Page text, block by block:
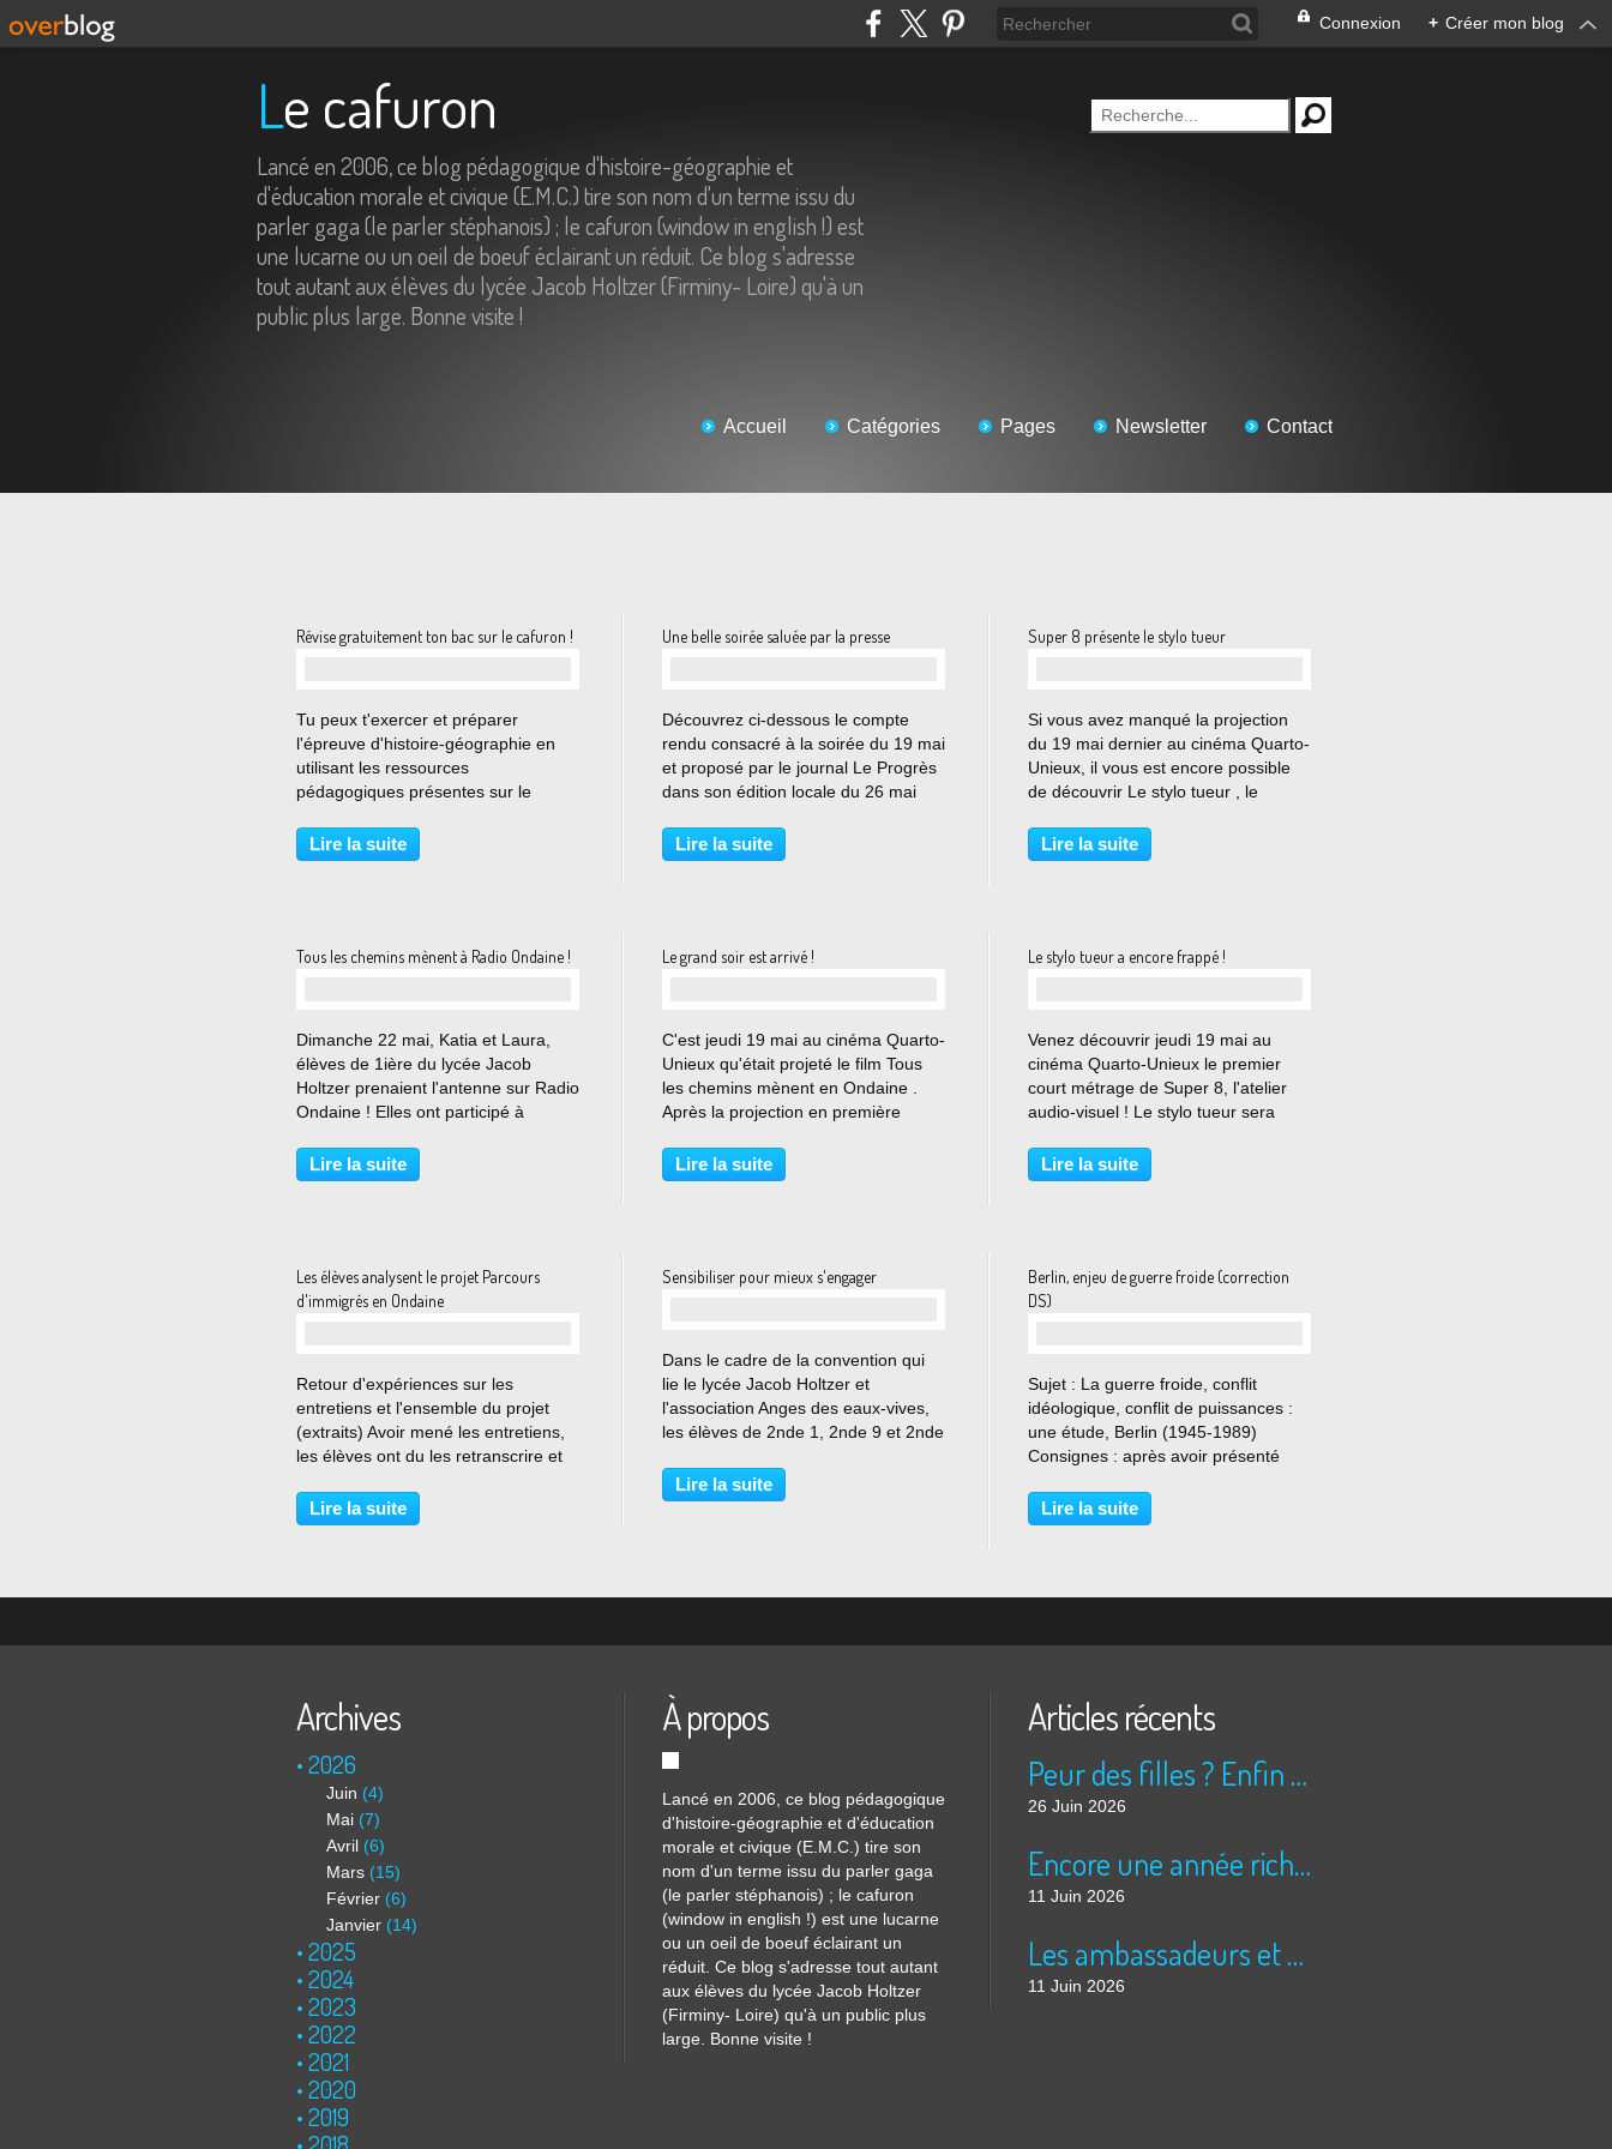
Connexion + Créer mon blog
Le cafuron
Lancé en 2006, ce blog pédagogique d'histoire-géographie et
d'éducation morale et civique (E.M.C.) tire son nom d'un terme issu du
parler gaga (le parler stéphanois) ; le cafuron (window in english !) est
une lucarne ou un oeil de boeuf éclairant un réduit. Ce blog s'adresse
tout autant aux élèves du lycée Jacob Holtzer (Firminy- Loire) qu'à un
public plus large. Bonne visite !
Accueil Catégories Pages Newsletter Contact
Révise gratuitement ton bac sur le cafuron !
Tu peux t'exercer et préparer
l'épreuve d'histoire-géographie en
utilisant les ressources
pédagogiques présentes sur le
site à haut de page d'accueil la
catégorie Terminale S : corrections
Lire la suite
Une belle soirée saluée par la presse
Découvrez ci-dessous le compte
rendu consacré à la soirée du 19 mai
et proposé par le journal Le Progrès
dans son édition locale du 26 mai
Progrès (25 mai 2016)
Lire la suite
Super 8 présente le stylo tueur
Si vous avez manqué la projection
du 19 mai dernier au cinéma Quarto-
Unieux, il vous est encore possible
de découvrir Le stylo tueur , le
par Super 8, l'atelier audio-visuel du
lycée Jacob Holtzer. Bravo à toute...
Lire la suite
Tous les chemins mènent à Radio Ondaine !
Dimanche 22 mai, Katia et Laura,
élèves de 1ière du lycée Jacob
Holtzer prenaient l'antenne sur Radio
Ondaine ! Elles ont participé à
chaque dimanche de 18h10 à 20h
par Mohamed Mamri. Ce fut
Lire la suite
Le grand soir est arrivé !
C'est jeudi 19 mai au cinéma Quarto-
Unieux qu'était projeté le film Tous
les chemins mènent en Ondaine .
Après la projection en première
l'atelier audiovisuel du lycée Jacob
Holtzer, Le public nombreux a pu
Lire la suite
Le stylo tueur a encore frappé !
Venez découvrir jeudi 19 mai au
cinéma Quarto-Unieux le premier
court métrage de Super 8, l'atelier
audio-visuel ! Le stylo tueur sera
documentaire Tous les chemins
mènent en Ondaine . Toute l'équipe
Lire la suite
Les élèves analysent le projet Parcours
d'immigrés en Ondaine
Retour d'expériences sur les
entretiens et l'ensemble du projet
(extraits) Avoir mené les entretiens,
les élèves ont du les retranscrire et
plus pertinents. Ils devaient justifier
leurs choix. Ils ont également du...
Lire la suite
Sensibiliser pour mieux s'engager
Dans le cadre de la convention qui
lie le lycée Jacob Holtzer et
l'association Anges des eaux-vives,
les élèves de 2nde 1, 2nde 9 et 2nde
journée de sensibilisation consacrée
aux thèmes du handicap et de
Lire la suite
Berlin, enjeu de guerre froide (correction
DS)
Sujet : La guerre froide, conflit
idéologique, conflit de puissances :
une étude, Berlin (1945-1989)
Consignes : après avoir présenté
montrerez en quoi ils nous montrent
que Berlin est un des lieux majeurs
Lire la suite
Archives
2026
Juin (4)
Mai (7)
Avril (6)
Mars (15)
Février (6)
Janvier (14)
2025
2024
2023
2022
2021
2020
2019
À propos
Lancé en 2006, ce blog pédagogique
d'histoire-géographie et d'éducation
morale et civique (E.M.C.) tire son
nom d'un terme issu du parler gaga
(le parler stéphanois) ; le cafuron
(window in english !) est une lucarne
ou un oeil de boeuf éclairant un
réduit. Ce blog s'adresse tout autant
aux élèves du lycée Jacob Holtzer
(Firminy- Loire) qu'à un public plus
large. Bonne visite !
Articles récents
Peur des filles ? Enfin rassuré ?
26 Juin 2026
Encore une année riche en cinéma pour Super 8 !
11 Juin 2026
Les ambassadeurs et SUPER 8 - La solidarité en action
11 Juin 2026